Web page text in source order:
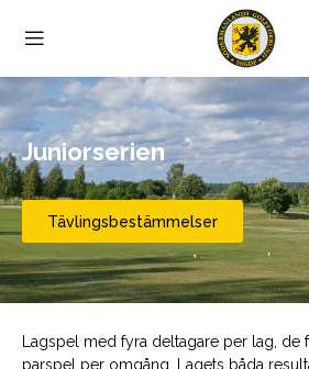
Juniorserien
Tävlingsbestämmelser
Lagspel med fyra deltagare per lag, de
parspel per omgång. Lagets båda